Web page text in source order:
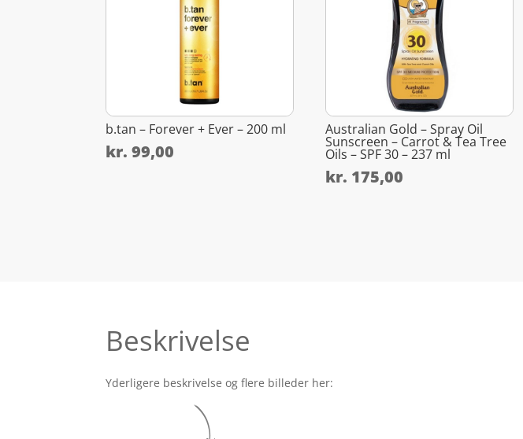
b.tan – Forever + Ever – 200 ml
kr. 99,00
Australian Gold – Spray Oil
Sunscreen – Carrot & Tea Tree
Oils – SPF 30 – 237 ml
kr. 175,00
Beskrivelse
Yderligere beskrivelse og flere billeder her: